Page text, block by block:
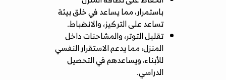
باستمرار، مما يساعد في خلق بيئة
تساعد على التركيز، والانضباط.
تقليل التوتر، والمشاحنات داخل
المنزل، مما يدعم الاستقرار النفسي
للأبناء، ويساعدهم في التحصيل
الدراسي.